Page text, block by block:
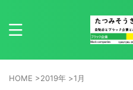
HOME >2019年 >1月